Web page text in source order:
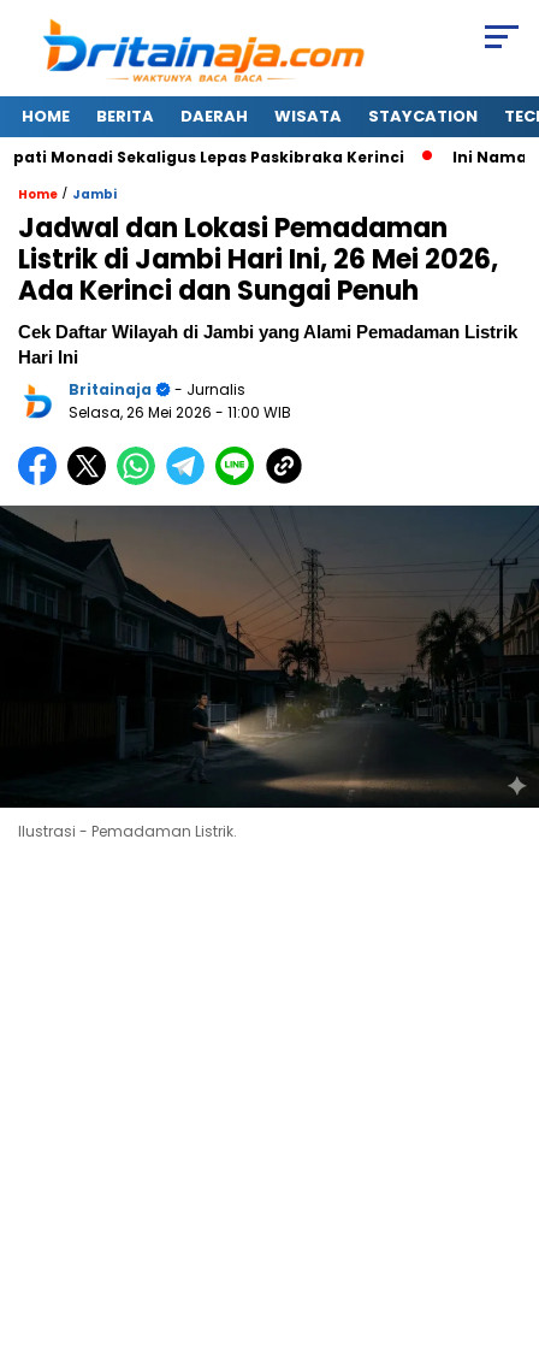
HOME BERITA DAERAH WISATA STAYCATION
Monadi Sekaligus Lepas Paskibraka Kerinci Ini Nama-
Home / Jambi
Jadwal dan Lokasi Pemadaman
Listrik di Jambi Hari Ini, 26 Mei 2026,
Ada Kerinci dan Sungai Penuh
Cek Daftar Wilayah di Jambi yang Alami Pemadaman Listrik
Hari Ini
Britainaja
- Jurnalis
Selasa, 26 Mei 2026 - 11:00 WIB
Ilustrasi - Pemadaman Listrik.